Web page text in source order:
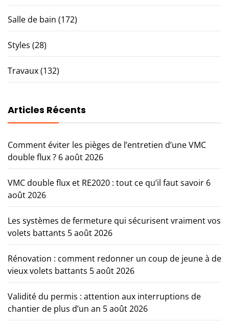
Salle de bain (172)
Styles (28)
Travaux(132)
Articles Récents
Comment éviter les pièges de l’entretien d’une VMC
double flux ? 6 août 2026
VMC double flux et RE2020 : tout ce qu’il faut savoir 6
août 2026
Les systèmes de fermeture qui sécurisent vraiment vos
volets battants 5 août 2026
Rénovation : comment redonner un coup de jeune à de
vieux volets battants 5 août 2026
Validité du permis : attention aux interruptions de
chantier de plus d’un an 5 août 2026